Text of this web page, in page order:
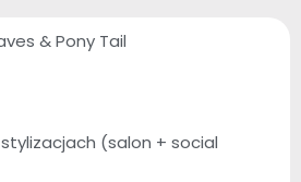
& Pony Tail
(salon + social